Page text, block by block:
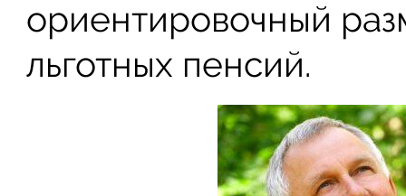
ориентировочный
льготных пенсий.